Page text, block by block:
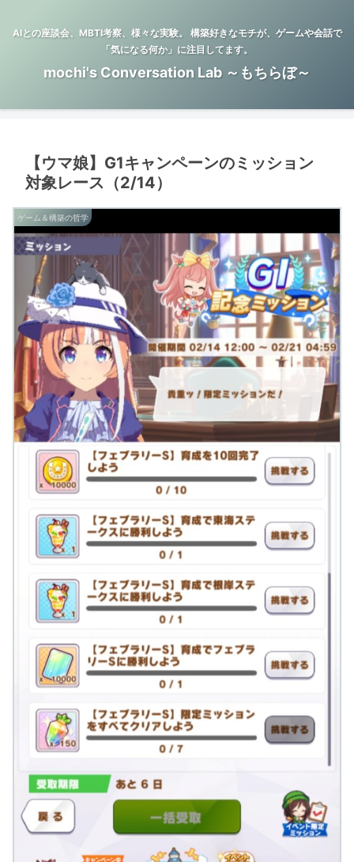
AIとの座談会、MBTI考察、様々な実験。 構築好きなモチが、ゲームや会話で
「気になる何か」に注目してます。
mochi's Conversation Lab ～もちらぼ～
【ウマ娘】G1キャンペーンのミッション
対象レース（2/14）
ゲーム＆構築の哲学